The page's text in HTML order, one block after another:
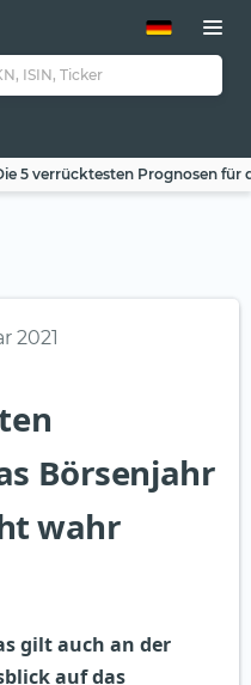
5 verrücktesten Prognosen für
2021
Börsenjahr
wahr
gilt auch an der
auf das